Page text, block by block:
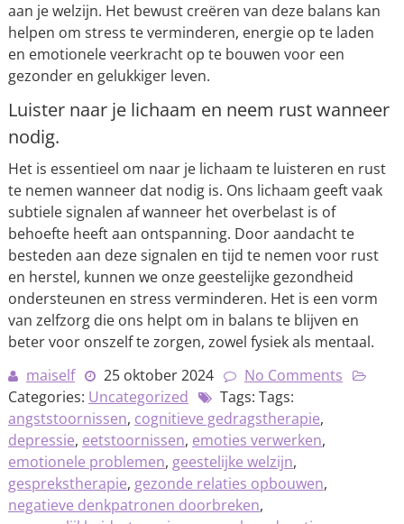
aan je welzijn. Het bewust creëren van deze balans kan
helpen om stress te verminderen, energie op te laden
en emotionele veerkracht op te bouwen voor een
gezonder en gelukkiger leven.
Luister naar je lichaam en neem rust wanneer
nodig.
Het is essentieel om naar je lichaam te luisteren en rust
te nemen wanneer dat nodig is. Ons lichaam geeft vaak
subtiele signalen af wanneer het overbelast is of
behoefte heeft aan ontspanning. Door aandacht te
besteden aan deze signalen en tijd te nemen voor rust
en herstel, kunnen we onze geestelijke gezondheid
ondersteunen en stress verminderen. Het is een vorm
van zelfzorg die ons helpt om in balans te blijven en
beter voor onszelf te zorgen, zowel fysiek als mentaal.
maiself
25 oktober 2024
No Comments
Categories: Uncategorized
Tags: Tags:
angststoornissen, cognitieve gedragstherapie,
depressie, eetstoornissen, emoties verwerken,
emotionele problemen, geestelijke welzijn,
gesprekstherapie, gezonde relaties opbouwen,
negatieve denkpatronen doorbreken,